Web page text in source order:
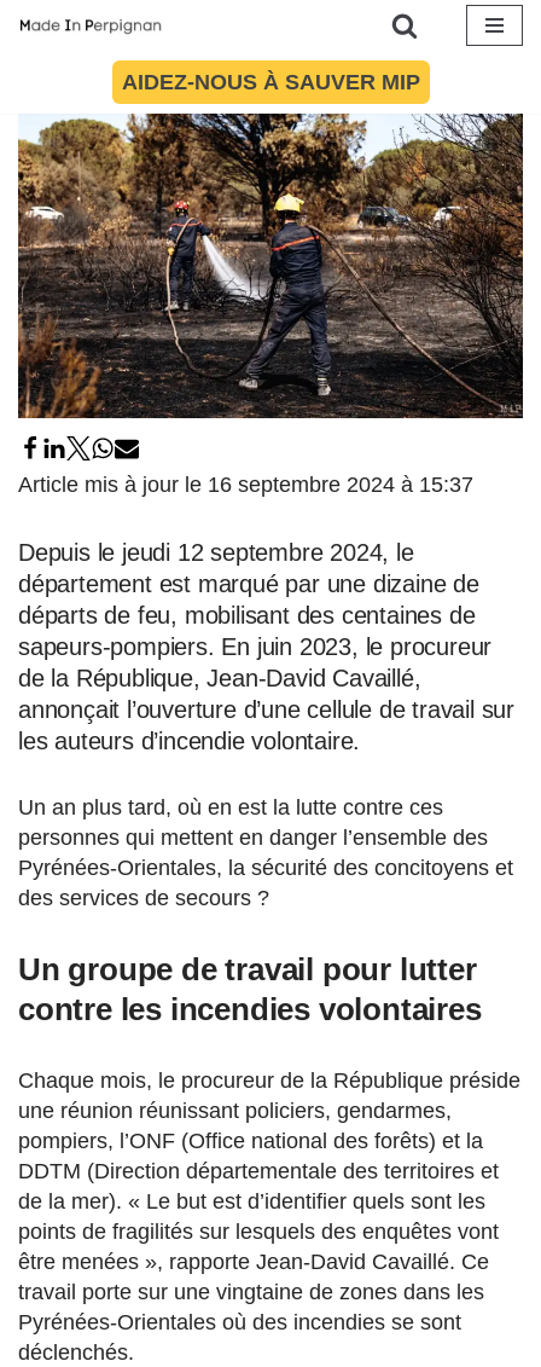
contenu
AIDEZ-NOUS À SAUVER MIP
16 septembre 2024 Société
Article mis à jour le 16 septembre 2024 à 15:37
Depuis le jeudi 12 septembre 2024, le
département est marqué par une dizaine de
départs de feu, mobilisant des centaines de
sapeurs-pompiers. En juin 2023, le procureur
de la République, Jean-David Cavaillé,
annonçait l’ouverture d’une cellule de travail sur
les auteurs d’incendie volontaire.
Un an plus tard, où en est la lutte contre ces
personnes qui mettent en danger l’ensemble des
Pyrénées-Orientales, la sécurité des concitoyens et
des services de secours ?
Un groupe de travail pour lutter
contre les incendies volontaires
Chaque mois, le procureur de la République préside
une réunion réunissant policiers, gendarmes,
pompiers, l’ONF (Office national des forêts) et la
DDTM (Direction départementale des territoires et
de la mer). « Le but est d’identifier quels sont les
points de fragilités sur lesquels des enquêtes vont
être menées », rapporte Jean-David Cavaillé. Ce
travail porte sur une vingtaine de zones dans les
Pyrénées-Orientales où des incendies se sont
déclenchés.